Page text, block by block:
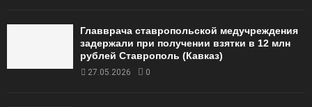
Главврача ставропольской медучреждения
задержали при получении взятки в 12 млн
рублей Ставрополь (Кавказ)
27.05.2026 0